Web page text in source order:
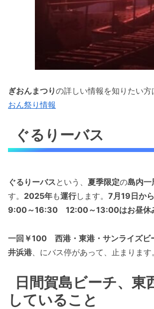
ぎおんまつりの詳しい情報を知りたい
おん祭り情報
ぐるりーバス
ぐるりーバスという、 夏季限定の島内一
す。 2025年も運行します。 7月19日か
9:00～16:30
12:00～13:00はお昼休
一回￥100
西港・東港・サンライズビ
井浜港、にバス停があって、止まります。
日間賀島ビーチ、東
していること